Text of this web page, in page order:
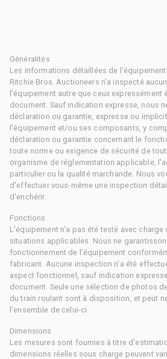
Généralités
Les informations détaillées de
Ritchie Bros. Auctioneers n'a inspecté
l'équipement autre que ceux expressément
document. Sauf indication expresse, nous
déclaration ou garantie, expresse ou
l'équipement et/ou ses composants, y
déclaration ou garantie concernant le
toute norme ou exigence de sécurité de
organisme de réglementation applicable,
particulier ou la qualité marchande. Nous
d'effectuer vous-même une inspection
d'enchérir.
Fonctions
L'équipement n'a pas été testé avec
situations applicables. Nous ne
fonctionnement de l'équipement
fabricant. Aucune inspection n'a été
aspect fonctionnel, sauf indication
document. Seule une sélection de photos
du train roulant sont à disposition, et peut
l'ensemble de celui-ci.
Dimensions
Les mesures sont fournies à titre
dimensions réelles sous charge peuvent